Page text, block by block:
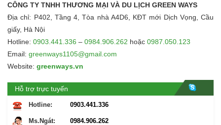
CÔNG TY TNHH THƯƠNG MẠI VÀ DU LỊCH GREEN WAYS
Địa chỉ: P402, Tầng 4, Tòa nhà A4D6, KĐT mới Dịch Vọng, Cầu
giấy, Hà Nội
Hotline: 0903.441.336 – 0984.906.262 hoặc 0987.050.123
Email: greenways1105@gmail.com
Website: greenways.vn
Hỗ trợ trực tuyến
Hotline: 0903.441.336
Ms.Ngát: 0984.906.262